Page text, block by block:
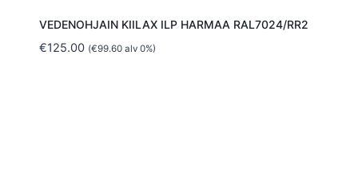
VEDENOHJAIN KIILAX ILP HARMAA RAL7024/RR2
€125.00 (€99.60alv 0%)